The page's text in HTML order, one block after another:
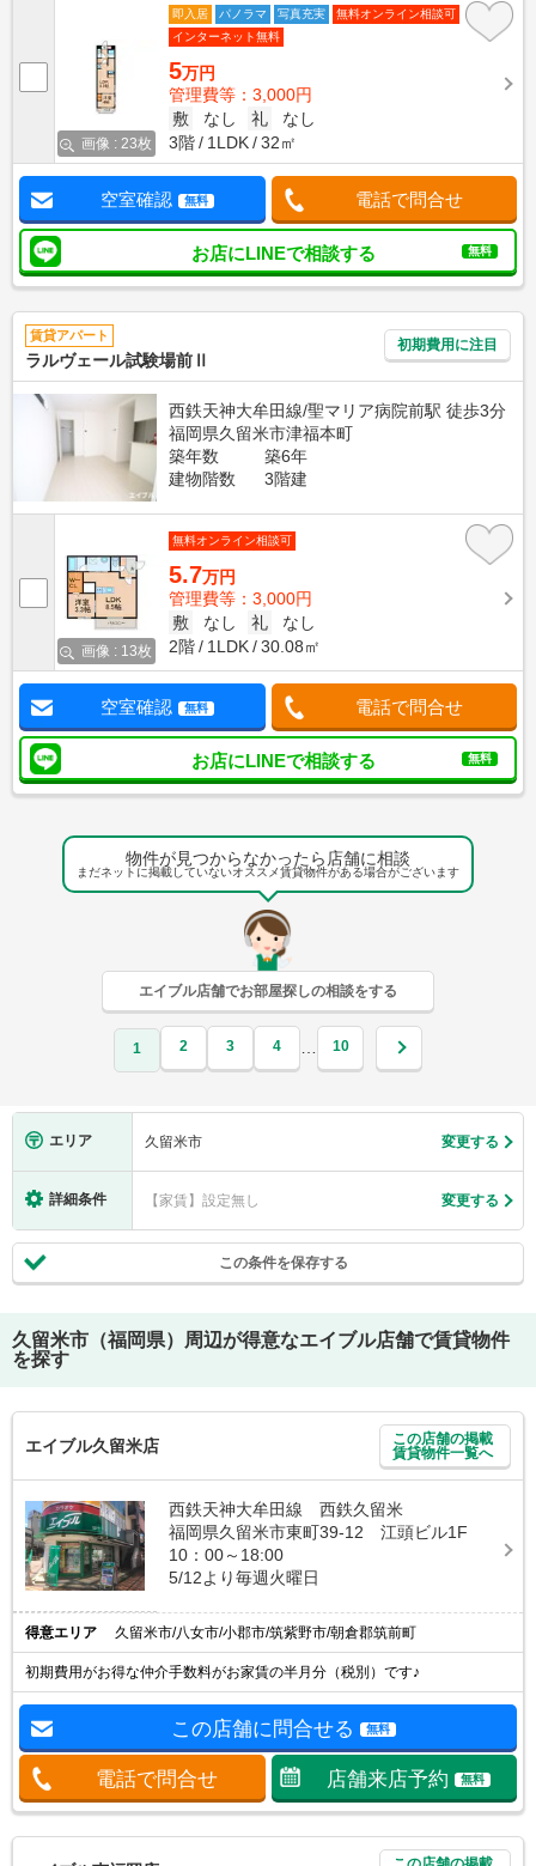
画像 : 23枚
即入居 パノラマ 写真充実
無料オンライン相談可
インターネット無料
5万円
管理費等：3,000円
敷
なし 礼
なし
3階
1LDK 32㎡
空室確認 無料 電話で問合せ
お店にLINEで相談する 無料
賃貸アパート
ラルヴェール試験場前Ⅱ
初期費用に注目
西鉄天神大牟田線/聖マリア病院前駅 徒歩3分
福岡県久留米市津福本町
築年数
築6年
建物階数
3階建
画像 : 13枚
無料オンライン相談可
5.7万円
管理費等：3,000円
敷
なし 礼
なし
2階
1LDK 30.08㎡
空室確認 無料 電話で問合せ
お店にLINEで相談する 無料
物件が見つからなかったら店舗に相談
まだネットに掲載していないオススメ賃貸物件がある場合がございます
エイブル店舗でお部屋探しの相談をする
1 2 3 4 … 10
エリア 久留米市 変更する
詳細条件 【家賃】設定無し 変更する
この条件を保存する
久留米市（福岡県）
周辺が得意なエイブル店舗で賃貸物件
を探す
エイブル久留米店
この店舗の掲載
賃貸物件一覧へ
西鉄天神大牟田線 西鉄久留米
福岡県久留米市東町39-12 江頭ビル1F
10：00～18:00
5/12より毎週火曜日
得意エリア 久留米市/八女市/小郡市/筑紫野市/朝倉郡筑前町
初期費用がお得な仲介手数料がお家賃の半月分（税別）です♪
この店舗に問合せる 無料
電話で問合せ 店舗来店予約 無料